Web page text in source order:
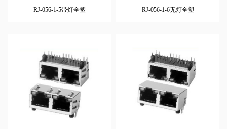
RJ-056-1-5带灯全塑 RJ-056-1-6无灯全塑